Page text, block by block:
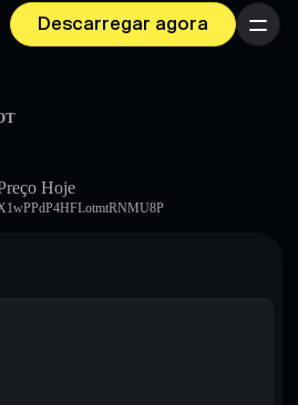
Descarregar agora Menu
Hoje